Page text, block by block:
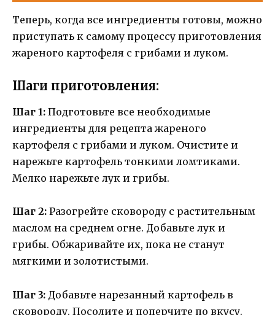
Теперь, когда все ингредиенты готовы, можно
приступать к самому процессу приготовления
жареного картофеля с грибами и луком.
Шаги приготовления:
Шаг 1: Подготовьте все необходимые
ингредиенты для рецепта жареного
картофеля с грибами и луком. Очистите и
нарежьте картофель тонкими ломтиками.
Мелко нарежьте лук и грибы.
Шаг 2: Разогрейте сковороду с растительным
маслом на среднем огне. Добавьте лук и
грибы. Обжаривайте их, пока не станут
мягкими и золотистыми.
Шаг 3: Добавьте нарезанный картофель в
сковороду. Посолите и поперчите по вкусу.